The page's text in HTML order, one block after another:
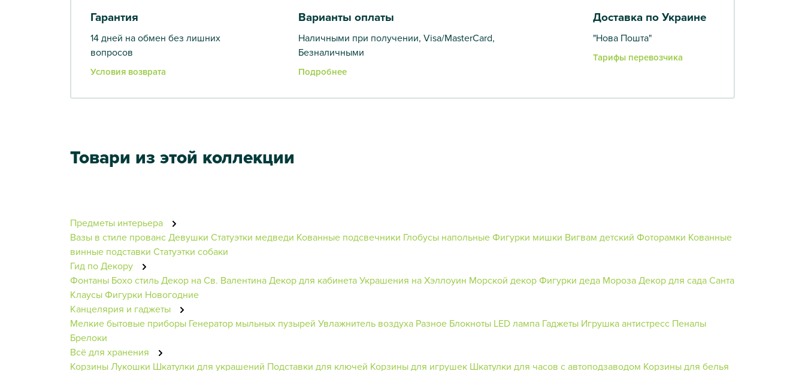
Гарантия
14 дней на обмен без лишних
вопросов
Условия возврата
Варианты оплаты
Наличными при получении, Visa/MasterCard,
Безналичными
Подробнее
Доставка по Украине
"Нова Пошта"
Тарифы перевозчика
Товари из этой коллекции
Предметы интерьера
Вазы в стиле провансДевушки Статуэтки медведи Кованные подсвечники Глобусы напольныеФигурки мишки Вигвам детский Фоторамки Кованные
винные подставки Статуэтки собаки
Гид по Декору
Фонтаны Бохо стильДекор на Св. ВалентинаДекор для кабинетаУкрашения на Хэллоуин Морской декорФигурки деда МорозаДекор для садаСанта
КлаусыФигурки Новогодние
Канцелярия и гаджеты
Мелкие бытовые приборы Генератор мыльных пузырей Увлажнитель воздуха Разное Блокноты LED лампа Гаджеты Игрушка антистресс Пеналы
Брелоки
Всё для хранения
КорзиныЛукошки Шкатулки для украшений Подставки для ключей Корзины для игрушек Шкатулки для часов с автоподзаводом Корзины для белья